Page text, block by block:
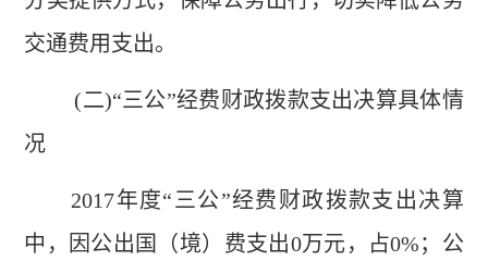
交通费用支出。
(二)“三公”经费财政拨款支出决算具体情
况
2017年度“三公”经费财政拨款支出决算
中，因公出国（境）费支出0万元，占0%；公